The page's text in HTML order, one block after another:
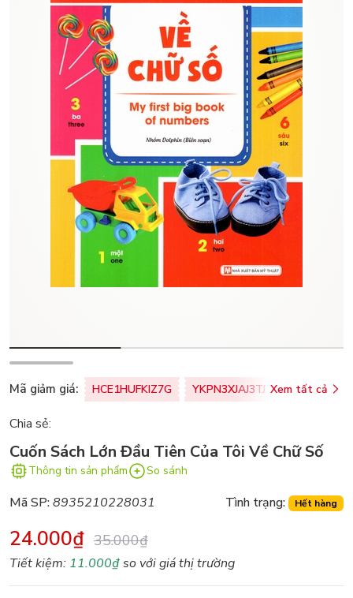
Mã giảm giá: HCE1HUFKIZ7G YKPN3XJAJ3TJ Xem tất cả
Chia sẻ:
Cuốn Sách Lớn Đầu Tiên Của Tôi Về Chữ Số
Thông tin sản phẩm So sánh
Mã SP:8935210228031 Tình trạng: Hết hàng
24.000₫ 35.000₫
Tiết kiệm: 11.000₫so với giá thị trường